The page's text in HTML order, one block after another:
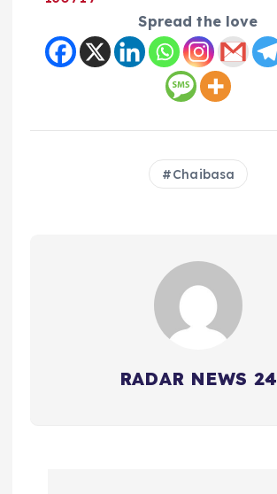
Spread the love
Chaibasa
RADAR NEWS 24